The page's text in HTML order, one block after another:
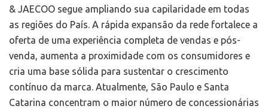
& JAECOO segue ampliando sua capilaridade em todas
as regiões do País. A rápida expansão da rede fortalece a
oferta de uma experiência completa de vendas e pós-
venda, aumenta a proximidade com os consumidores e
cria uma base sólida para sustentar o crescimento
contínuo da marca. Atualmente, São Paulo e Santa
Catarina concentram o maior número de concessionárias